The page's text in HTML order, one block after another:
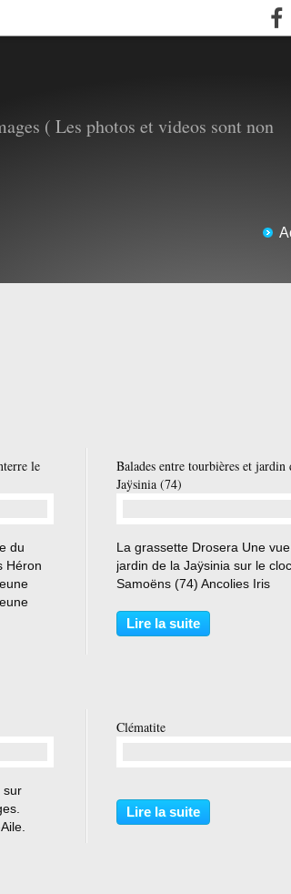
( Les photos et videos sont non
le
du
Héron
Balades entre tourbières et jardin
Jaÿsinia (74)
La grassette Drosera Une
jardin de la Jaÿsinia sur le
Samoëns (74) Ancolies Iris
Lire la suite
sur
Clématite
Lire la suite